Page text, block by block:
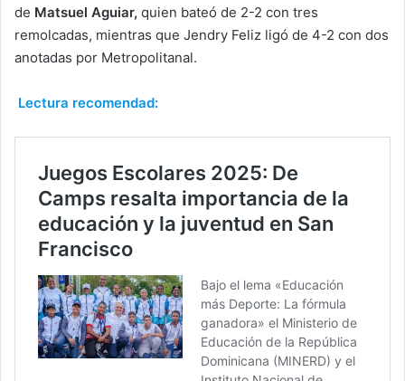
de Matsuel Aguiar, quien bateó de 2-2 con tres
remolcadas, mientras que Jendry Feliz ligó de 4-2 con dos
anotadas por Metropolitanal.
Lectura recomendad: